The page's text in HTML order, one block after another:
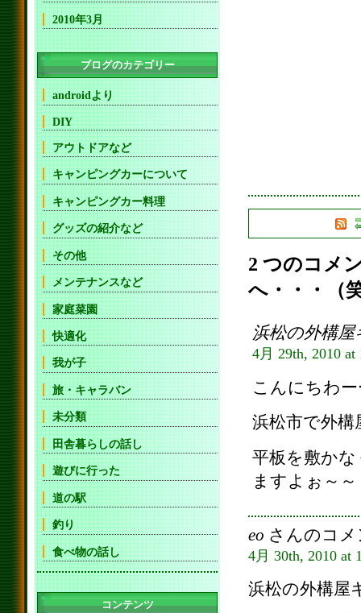
2 つのコメ
へ・・・（
浜松の外構
4月 29th, 2010 at
こんにちわー
浜松市で外
平板を敷か
ますよぉ～～
eo さんのコ
4月 30th, 2010 at
浜松の外構屋
2010年3月
ブログのカテゴリー
androidより
DIY
アウトドアなど
キャンピングカーについて
キャンピングカー料理
グッズの紹介など
その他
メンテナンスなど
家庭菜園
快適化
我が子
旅・キャラバン
未分類
田舎暮らしの話し
遊びに行った
道の駅
釣り
食べ物の話し
コンテンツ